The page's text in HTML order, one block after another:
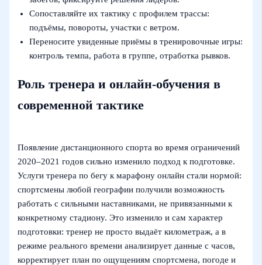
Сопоставляйте их тактику с профилем трассы:
подъёмы, повороты, участки с ветром.
Переносите увиденные приёмы в тренировочные игры:
контроль темпа, работа в группе, отработка рывков.
Роль тренера и онлайн-обучения в
современной тактике
Появление дистанционного спорта во время ограничений
2020–2021 годов сильно изменило подход к подготовке.
Услуги тренера по бегу к марафону онлайн стали нормой:
спортсмены любой географии получили возможность
работать с сильными наставниками, не привязанными к
конкретному стадиону. Это изменило и сам характер
подготовки: тренер не просто выдаёт километраж, а в
режиме реального времени анализирует данные с часов,
корректирует план по ощущениям спортсмена, погоде и